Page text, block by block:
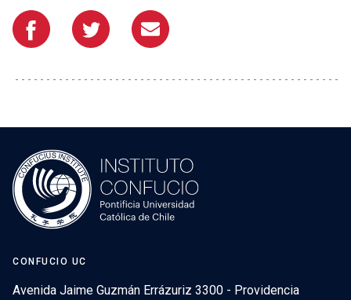
CONFUCIO UC
Avenida Jaime Guzmán Errázuriz 3300 - Providencia